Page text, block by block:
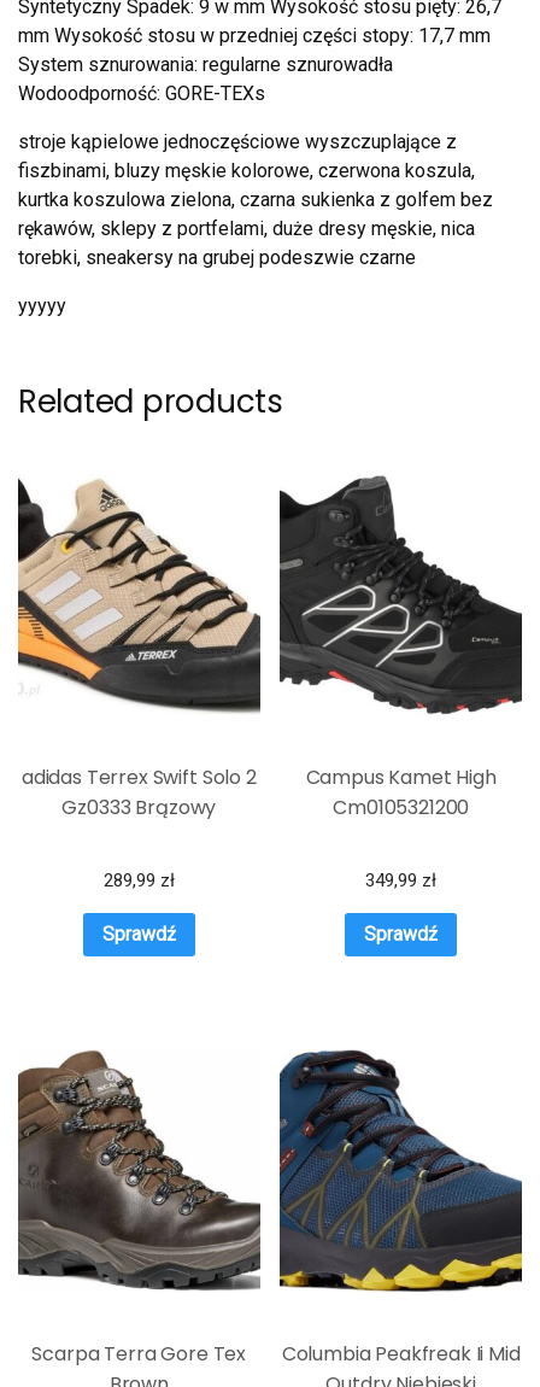
Syntetyczny Spadek: 9 w mm Wysokość stosu pięty: 26,7
mm Wysokość stosu w przedniej części stopy: 17,7 mm
System sznurowania: regularne sznurowadła
Wodoodporność: GORE-TEXs
stroje kąpielowe jednoczęściowe wyszczuplające z
fiszbinami, bluzy męskie kolorowe, czerwona koszula,
kurtka koszulowa zielona, czarna sukienka z golfem bez
rękawów, sklepy z portfelami, duże dresy męskie, nica
torebki, sneakersy na grubej podeszwie czarne
yyyyy
Related products
adidas Terrex Swift Solo 2
Gz0333 Brązowy
289,99 zł
Sprawdź
Campus Kamet High
Cm0105321200
349,99 zł
Sprawdź
Scarpa Terra Gore Tex
Columbia Peakfreak Ii Mid